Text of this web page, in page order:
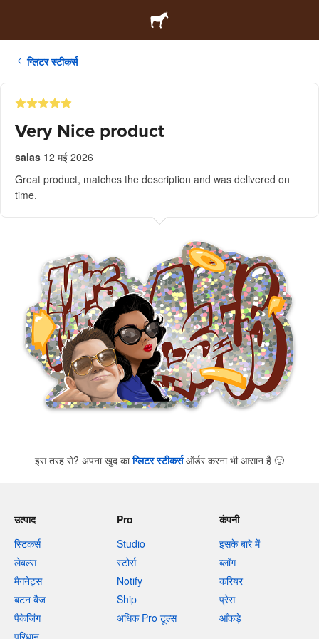
ग्लिटर स्टीकर्स
Very Nice product
salas 12 मई 2026
Great product, matches the description and was delivered on
time.
इस तरह से? अपना खुद काग्लिटर स्टीकर्सऑर्डर करना भी आसान है 🙂
उत्पाद
स्टिकर्स
लेबल्स
मैगनेट्स
बटन बैज
पैकेजिंग
परिधान
Pro
Studio
स्टोर्स
Notify
Ship
अधिक Pro टूल्स
कंपनी
इसके बारे में
ब्लॉग
करियर
प्रेस
आँकड़े